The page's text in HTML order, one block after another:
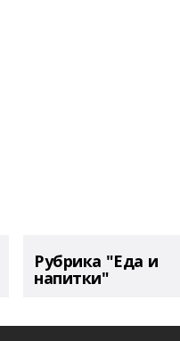
Рубрика "Еда и
напитки"